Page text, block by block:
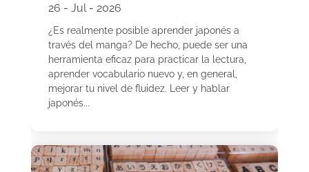
26 - Jul - 2026
¿Es realmente posible aprender japonés a
través del manga? De hecho, puede ser una
herramienta eficaz para practicar la lectura,
aprender vocabulario nuevo y, en general,
mejorar tu nivel de fluidez. Leer y hablar
japonés...